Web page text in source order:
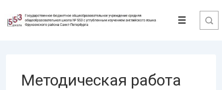
Перейти
Меню
Методическая работа